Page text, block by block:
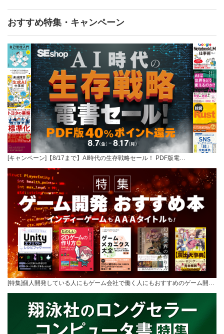
おすすめ特集・キャンペーン
[キャンペーン]【8/17まで】AI時代の生存戦略セール！ PDF版電…
[特集]個人開発している人にもゲーム会社で働く人にもおすすめのゲーム開…